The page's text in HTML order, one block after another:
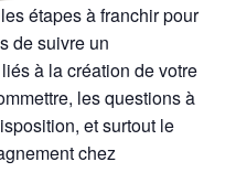
étapes à franchir pour
de suivre un
à la création de votre
les questions à
et surtout le
chez